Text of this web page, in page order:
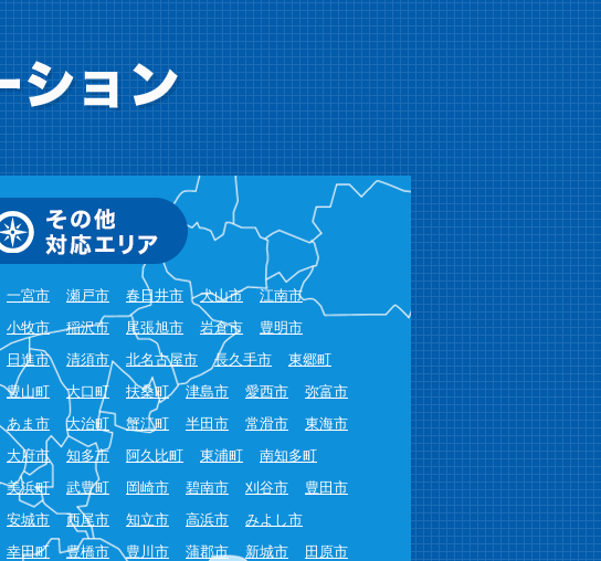
一宮市 瀬戸市 春日井市 犬山市
江南市
小牧市
稲沢市 尾張旭市 岩倉市
豊明市
日進市
清須市 北名古屋市 長久手市
東郷町
豊山町
大口町 扶桑町 津島市 愛西市
弥富市
あま市
大治町 蟹江町 半田市 常滑市
東海市
大府市
知多市 阿久比町 東浦町
南知多町
美浜町
武豊町 岡崎市 碧南市 刈谷市
豊田市
安城市
西尾市 知立市 高浜市
みよし市
幸田町
豊橋市 豊川市 蒲郡市 新城市
田原市